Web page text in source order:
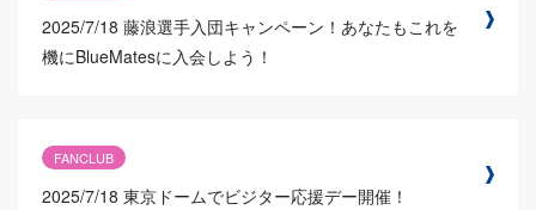
2025/7/18 藤浪選手入団キャンペーン！あなたもこれを
機にBlueMatesに入会しよう！
FANCLUB
2025/7/18 東京ドームでビジター応援デー開催！